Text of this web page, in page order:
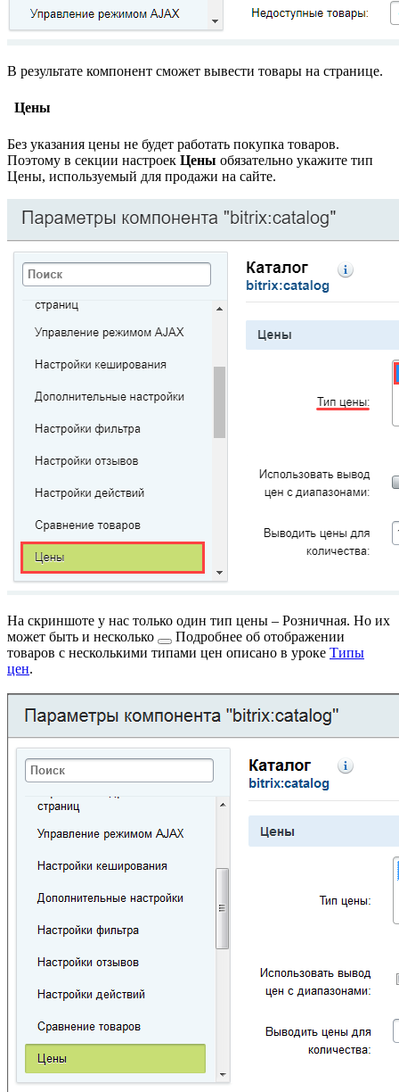
В результате компонент сможет вывести товары на странице.
Цены
Без указания цены не будет работать покупка товаров.
Поэтому в секции настроек Цены обязательно укажите тип
Цены, используемый для продажи на сайте.
На скриншоте у нас только один тип цены – Розничная. Но их
может быть и несколько
Подробнее об отображении
товаров с несколькими типами цен описано в уроке Типы
цен.